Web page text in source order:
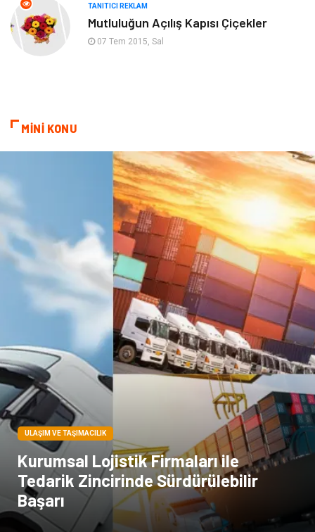
Hediyelik Eşya
İnternet
Bakım Kültür
Basın Yayın İthalat İhracat
Dernekler ve Birlikler Kiralama Servisleri
Tarım & Hayvancılık
Periyodik Kontrol Spor Malzemeleri
TANITICI REKLAM
Mutluluğun Açılış Kapısı Çiçekler
07 Tem 2015, Sal
MİNİ KONU
ULAŞIM VE TAŞIMACILIK
Kurumsal Lojistik Firmaları ile
Tedarik Zincirinde Sürdürülebilir
Başarı